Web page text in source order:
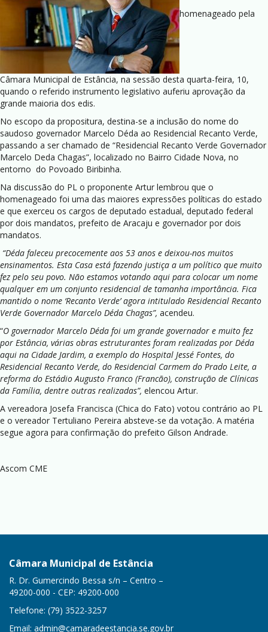
homenageado pela
Câmara Municipal de Estância, na sessão desta quarta-feira, 10,
quando o referido instrumento legislativo auferiu aprovação da
grande maioria dos edis.
No escopo da propositura, destina-se a inclusão do nome do
saudoso governador Marcelo Déda ao Residencial Recanto Verde,
passando a ser chamado de “Residencial Recanto Verde Governador
Marcelo Deda Chagas”, localizado no Bairro Cidade Nova, no
entorno do Povoado Biribinha.
Na discussão do PL o proponente Artur lembrou que o
homenageado foi uma das maiores expressões políticas do estado
e que exerceu os cargos de deputado estadual, deputado federal
por dois mandatos, prefeito de Aracaju e governador por dois
mandatos.
“Déda faleceu precocemente aos 53 anos e deixou-nos muitos
ensinamentos. Esta Casa está fazendo justiça a um político que muito
fez pelo seu povo. Não estamos votando aqui para colocar um nome
qualquer em um conjunto residencial de tamanha importância. Fica
mantido o nome ‘Recanto Verde’ agora intitulado Residencial Recanto
Verde Governador Marcelo Déda Chagas”, acendeu.
“O governador Marcelo Déda foi um grande governador e muito fez
por Estância, várias obras estruturantes foram realizadas por Déda
aqui na Cidade Jardim, a exemplo do Hospital Jessé Fontes, do
Residencial Recanto Verde, do Residencial Carmem do Prado Leite, a
reforma do Estádio Augusto Franco (Francão), construção de Clínicas
da Família, dentre outras realizadas”, elencou Artur.
A vereadora Josefa Francisca (Chica do Fato) votou contrário ao PL
e o vereador Tertuliano Pereira absteve-se da votação. A matéria
segue agora para confirmação do prefeito Gilson Andrade.
Ascom CME
Câmara Municipal de Estância
R. Dr. Gumercindo Bessa s/n – Centro –
49200-000 - CEP: 49200-000
Telefone: (79) 3522-3257
Email: admin@camaradeestancia.se.gov.br